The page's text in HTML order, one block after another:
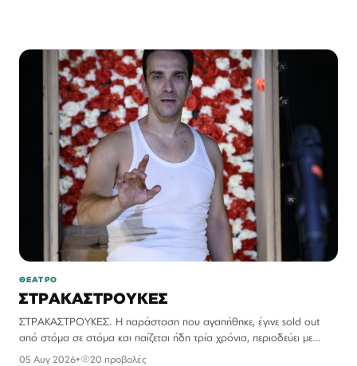
ΘΕΑΤΡΟ
ΣΤΡΑΚΑΣΤΡΟΥΚΕΣ
ΣΤΡΑΚΑΣΤΡΟΥΚΕΣ. Η παράσταση που αγαπήθηκε, έγινε sold out
από στόμα σε στόμα και παίζεται ήδη τρία χρόνια, περιοδεύει με
μεγάλη επιτυχία σε όλη την Ελλάδα και παρουσιάζεται…
05 Αυγ 2026• 20 προβολές